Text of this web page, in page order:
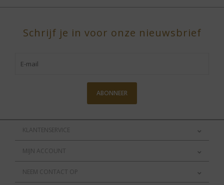
Schrijf je in voor onze nieuwsbrief
ABONNEER
KLANTENSERVICE
MIJN ACCOUNT
NEEM CONTACT OP